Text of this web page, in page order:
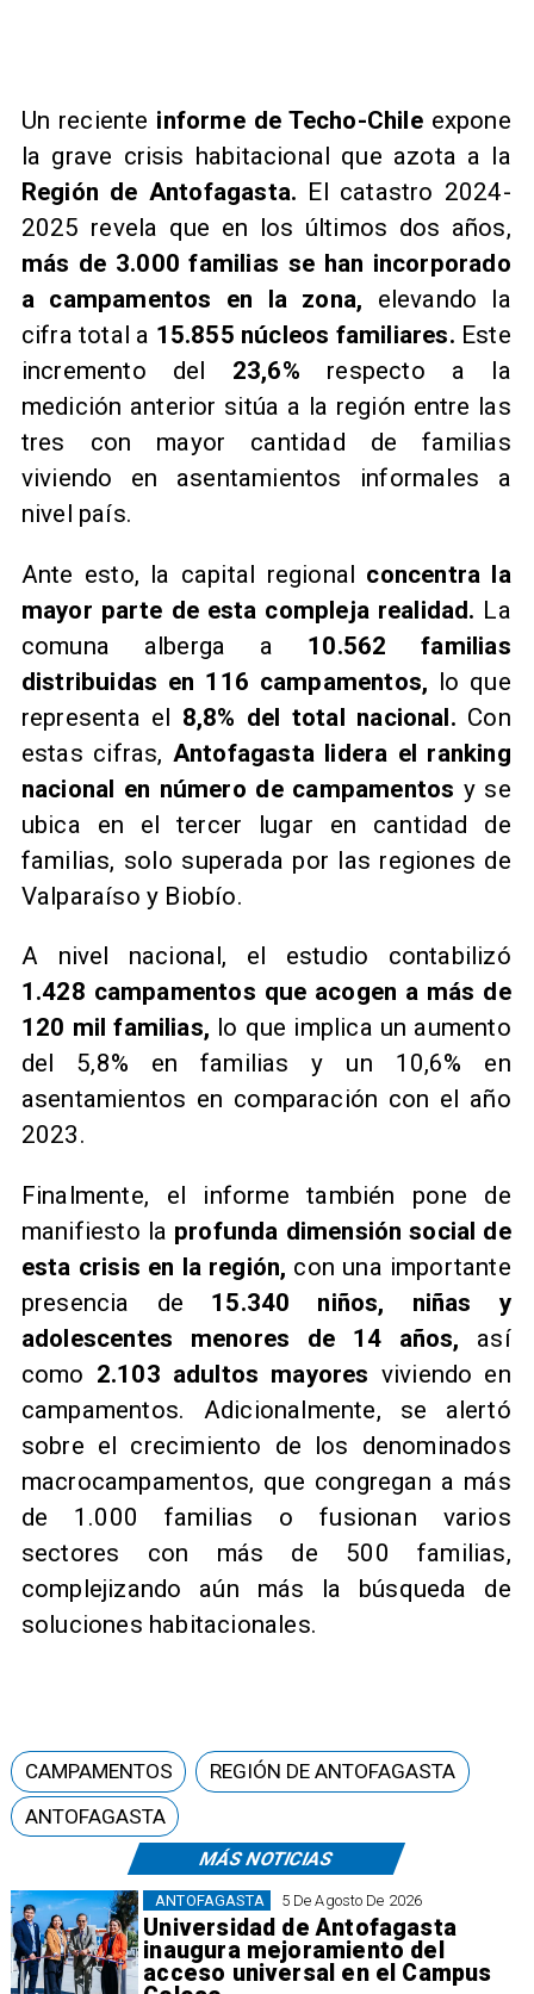
Un reciente informe de Techo-Chileexpone
la grave crisis habitacional que azota a la
Región de Antofagasta. El catastro 2024-
2025 revela que en los últimos dos años,
más de 3.000 familias se han incorporado
a campamentos en la zona, elevando la
cifra total a 15.855 núcleos familiares. Este
incremento del 23,6% respecto a la
medición anterior sitúa a la región entre las
tres con mayor cantidad de familias
viviendo en asentamientos informales a
nivel país.
Ante esto, la capital regional concentra la
mayor parte de esta compleja realidad. La
comuna alberga a 10.562 familias
distribuidas en 116 campamentos, lo que
representa el 8,8% del total nacional. Con
estas cifras, Antofagasta lidera el ranking
nacional en número de campamentos y se
ubica en el tercer lugar en cantidad de
familias, solo superada por las regiones de
Valparaíso y Biobío.
A nivel nacional, el estudio contabilizó
1.428 campamentos que acogen a más de
120 mil familias, lo que implica un aumento
del 5,8% en familias y un 10,6% en
asentamientos en comparación con el año
2023.
Finalmente, el informe también pone de
manifiesto la profunda dimensión social de
esta crisis en la región, con una importante
presencia de 15.340 niños, niñas y
adolescentes menores de 14 años, así
como 2.103 adultos mayores viviendo en
campamentos. Adicionalmente, se alertó
sobre el crecimiento de los denominados
macrocampamentos, que congregan a más
de 1.000 familias o fusionan varios
sectores con más de 500 familias,
complejizando aún más la búsqueda de
soluciones habitacionales.
MÁS NOTICIAS
5 De Agosto De 2026
Universidad de Antofagasta
inaugura mejoramiento del
acceso universal en el Campus
ANTOFAGASTA
CAMPAMENTOS
REGIÓN DE ANTOFAGASTA
ANTOFAGASTA